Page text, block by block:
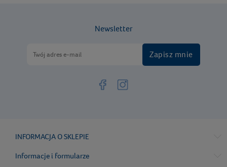
Newsletter
Zapisz mnie
INFORMACJA O SKLEPIE
Informacje i formularze